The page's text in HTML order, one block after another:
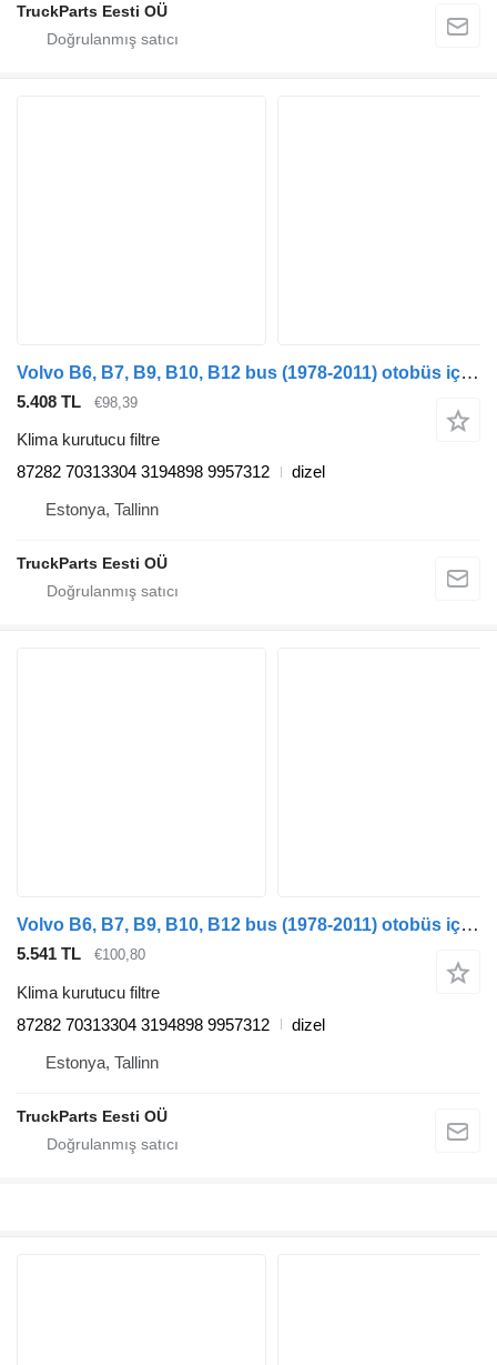
TruckParts Eesti OÜ
Volvo B6, B7, B9, B10, B12 bus (1978-2011) otobüs için Haldex B10M (01.78-12.03) 87282 klima kurutucu filtre
5.408 TL €98,39
Klima kurutucu filtre
87282 70313304 3194898 9957312
dizel
Estonya, Tallinn
TruckParts Eesti OÜ
Volvo B6, B7, B9, B10, B12 bus (1978-2011) otobüs için Haldex B12B (01.97-12.11) 87282 klima kurutucu filtre
5.541 TL €100,80
Klima kurutucu filtre
87282 70313304 3194898 9957312
dizel
Estonya, Tallinn
TruckParts Eesti OÜ